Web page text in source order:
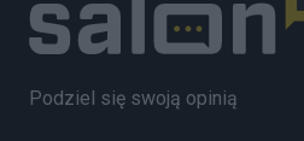
Podziel się swoją opinią